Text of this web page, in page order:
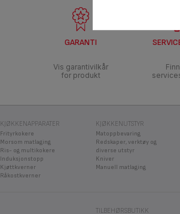
GARANTI
Vis garantivilkår
for produkt
KJØKKENAPPARATER
Frityrkokere
Morsom matlaging
Ris- og multikokere
Induksjonstopp
Kjøttkverner
Råkostkverner
KJØKKENUTSTYR
Matoppbevaring
Redskaper, verktøy og
diverse utstyr
Kniver
Manuell matlaging
TILBEHØRSBUTIKK